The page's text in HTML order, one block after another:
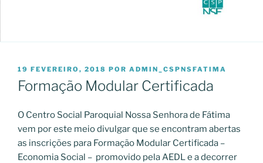
PUBLICADO
EM
19 FEVEREIRO, 2018 POR ADMIN_CSPNSFATIMA
Formação Modular Certificada
O Centro Social Paroquial Nossa Senhora de Fátima
vem por este meio divulgar que se encontram abertas
as inscrições para Formação Modular Certificada –
Economia Social – promovido pela AEDL e a decorrer